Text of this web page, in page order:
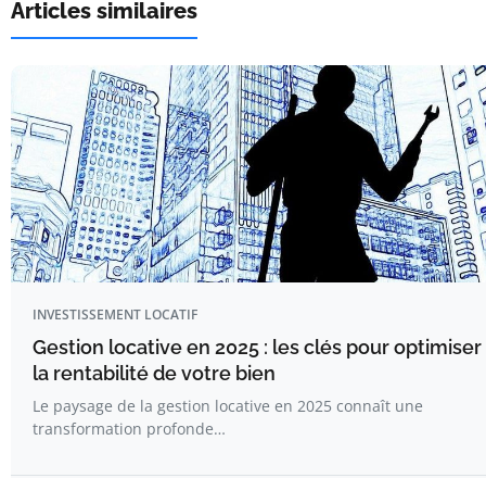
Articles similaires
INVESTISSEMENT LOCATIF
Gestion locative en 2025 : les clés pour optimiser
la rentabilité de votre bien
Le paysage de la gestion locative en 2025 connaît une
transformation profonde…